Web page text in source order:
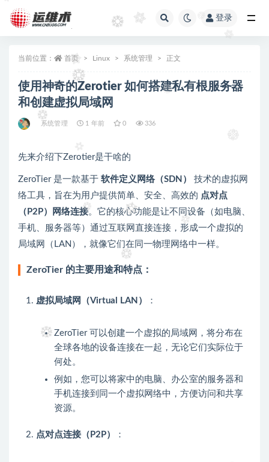
登录
当前位置： 首页 Linux 系统管理 正文
使用神奇的Zerotier 如何搭建私有根服务器
和创建虚拟局域网
系统管理 1 年前 0 336
先来介绍下Zerotier是干啥的
ZeroTier 是一款基于 软件定义网络（SDN）
技术的虚拟网
络工具，旨在为用户提供简单、安全、高效的 点对点
（P2P）网络连接。它的核心功能是让不同设备（如电脑、
手机、服务器等）通过互联网直接连接，形成一个虚拟的
局域网（LAN），就像它们在同一物理网络中一样。
ZeroTier 的主要用途和特点：
虚拟局域网（Virtual LAN） ：
ZeroTier 可以创建一个虚拟的局域网，将分布在
全球各地的设备连接在一起，无论它们实际位于
何处。
例如，您可以将家中的电脑、办公室的服务器和
手机连接到同一个虚拟网络中，方便访问和共享
资源。
点对点连接（P2P） ：